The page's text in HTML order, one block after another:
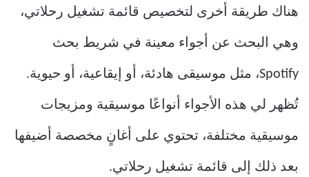
هناك طريقة أخرى لتخصيص قائمة تشغيل رحلاتي،
وهي البحث عن أجواء معينة في شريط بحث
Spotify، مثل موسيقى هادئة، أو إيقاعية، أو حيوية.
تُظهر لي هذه الأجواء أنواعًا موسيقية ومزيجات
موسيقية مختلفة، تحتوي على أغانٍ مخصصة أضيفها
بعد ذلك إلى قائمة تشغيل رحلاتي.